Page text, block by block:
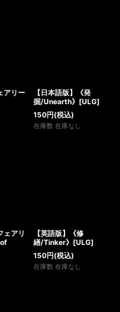
アリー
【日本語版】《発
掘/Unearth》[ULG]
150円(税込)
在庫数 在庫なし
ェアリ
【英語版】《修
繕/Tinker》[ULG]
150円(税込)
在庫数 在庫なし